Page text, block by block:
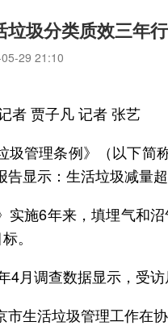
圾分类质效三年
29 21:10
者 贾子凡 记者 张艺
圾管理条例》（以下简
显示：生活垃圾减量
实施6年来，填埋气和
。
4月调查数据显示，受
生活垃圾管理工作在